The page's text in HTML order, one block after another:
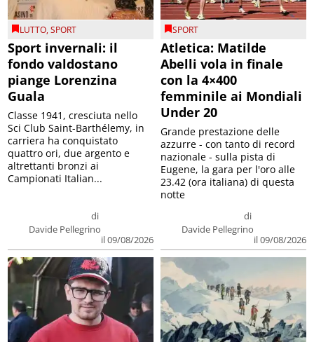
LUTTO,SPORT
Sport invernali: il
fondo valdostano
piange Lorenzina
Guala
di
Davide Pellegrino
il 09/08/2026
Classe 1941, cresciuta nello
Sci Club Saint-Barthélemy, in
carriera ha conquistato
quattro ori, due argento e
altrettanti bronzi ai
Campionati Italian...
SPORT
Atletica: Matilde
Abelli vola in finale
con la 4×400
femminile ai Mondiali
Under 20
di
Davide Pellegrino
il 09/08/2026
Grande prestazione delle
azzurre - con tanto di record
nazionale - sulla pista di
Eugene, la gara per l'oro alle
23.42 (ora italiana) di questa
notte